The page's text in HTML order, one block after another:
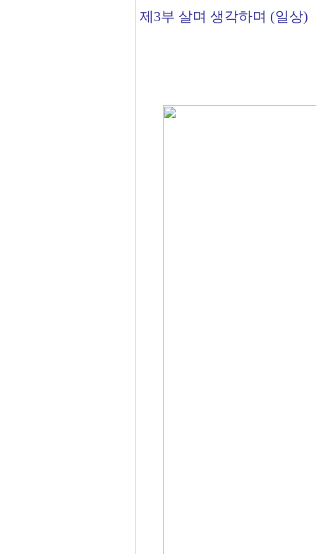
제3부 살며 생각하며 (일상)